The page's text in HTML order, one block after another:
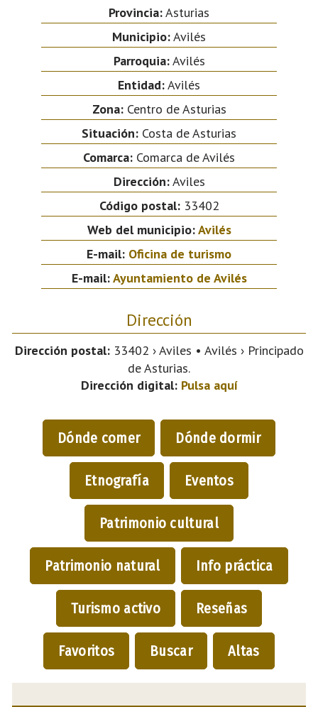
Provincia:Asturias
Municipio:Avilés
Parroquia:Avilés
Entidad:Avilés
Zona:Centro de Asturias
Situación: Costa de Asturias
Comarca: Comarca de Avilés
Dirección:Aviles
Código postal:33402
Web del municipio:Avilés
E-mail: Oficina de turismo
E-mail:Ayuntamiento de Avilés
Dirección
Dirección postal:33402 › Aviles • Avilés › Principado
de Asturias.
Dirección digital: Pulsa aquí
Dónde comer Dónde dormir
Etnografía Eventos
Patrimonio cultural
Patrimonio natural Info práctica
Turismo activo Reseñas
Favoritos Buscar Altas